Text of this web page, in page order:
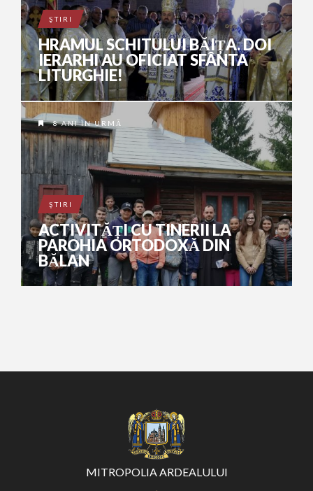
ŞTIRI
HRAMUL SCHITULUI BĂIȚA. DOI
IERARHI AU OFICIAT SFÂNTA
LITURGHIE!
8 ANI ÎN URMĂ
ŞTIRI
ACTIVITĂȚI CU TINERII LA
PAROHIA ORTODOXĂ DIN
BĂLAN
MITROPOLIA ARDEALULUI